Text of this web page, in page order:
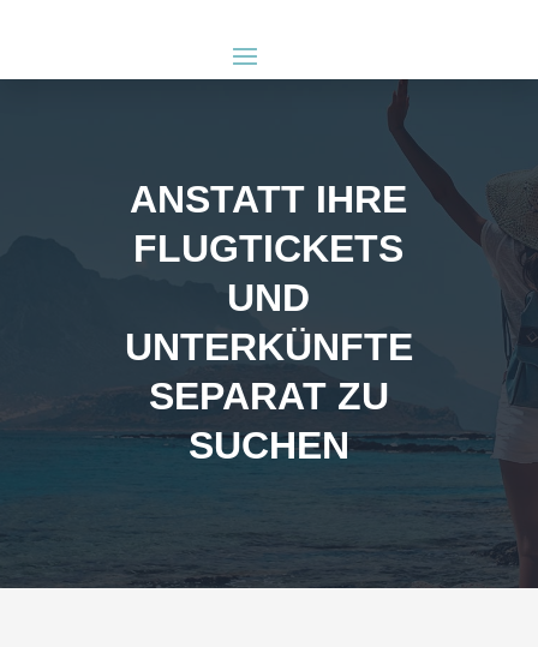
ANSTATT IHRE
FLUGTICKETS
UND
UNTERKÜNFTE
SEPARAT ZU
SUCHEN